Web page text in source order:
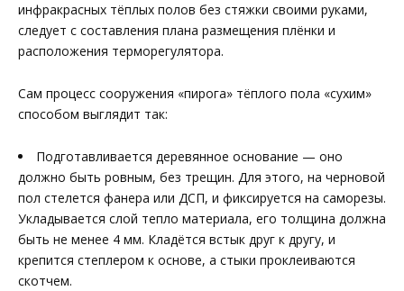
инфракрасных тёплых полов без стяжки своими руками,
следует с составления плана размещения плёнки и
расположения терморегулятора.
Сам процесс сооружения «пирога» тёплого пола «сухим»
способом выглядит так:
Подготавливается деревянное основание — оно
должно быть ровным, без трещин. Для этого, на черновой
пол стелется фанера или ДСП, и фиксируется на саморезы.
Укладывается слой тепло материала, его толщина должна
быть не менее 4 мм. Кладётся встык друг к другу, и
крепится степлером к основе, а стыки проклеиваются
скотчем.